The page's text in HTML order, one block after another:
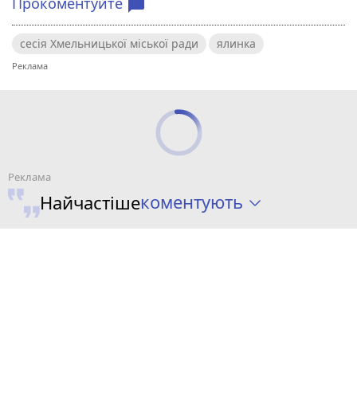
chat_bubble
сесія Хмельницької міської ради ялинка
Найчастішекоментують